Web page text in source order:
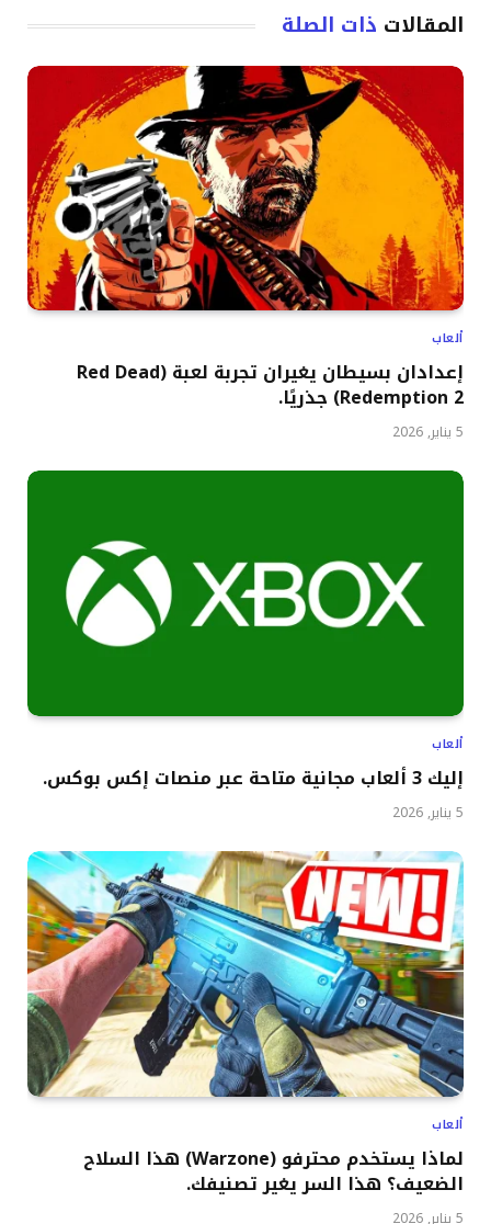
المقالات ذات الصلة
ألعاب
إعدادان بسيطان يغيران تجربة لعبة (Red Dead
Redemption 2) جذريًا.
5 يناير, 2026
ألعاب
إليك 3 ألعاب مجانية متاحة عبر منصات إكس بوكس.
5 يناير, 2026
ألعاب
لماذا يستخدم محترفو (Warzone) هذا السلاح
الضعيف؟ هذا السر يغير تصنيفك.
5 يناير, 2026